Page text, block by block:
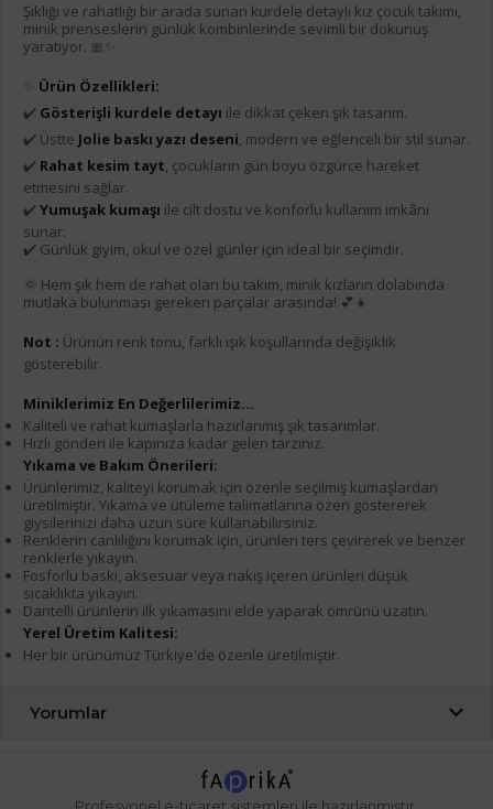
Şıklığı ve rahatlığı bir arada sunan kurdele detaylı kız çocuk takımı,
minik prenseslerin günlük kombinlerinde sevimli bir dokunuş
yaratıyor. 🎀✨
Ürün Özellikleri:
✔️ Gösterişli kurdele detayı ile dikkat çeken şık tasarım.
✔️ Üstte Jolie baskı yazı deseni, modern ve eğlenceli bir stil sunar.
✔️ Rahat kesim tayt, çocukların gün boyu özgürce hareket
etmesini sağlar.
✔️ Yumuşak kumaşı ile cilt dostu ve konforlu kullanım imkânı
sunar.
✔️ Günlük giyim, okul ve özel günler için ideal bir seçimdir.
🌞 Hem şık hem de rahat olan bu takım, minik kızların dolabında
mutlaka bulunması gereken parçalar arasında! 💕👧
Not : Ürünün renk tonu, farklı ışık koşullarında değişiklik
gösterebilir.
Miniklerimiz En Değerlilerimiz...
Kaliteli ve rahat kumaşlarla hazırlanmış şık tasarımlar.
Hızlı gönderi ile kapınıza kadar gelen tarzınız.
Yıkama ve Bakım Önerileri:
Ürünlerimiz, kaliteyi korumak için özenle seçilmiş kumaşlardan
üretilmiştir. Yıkama ve ütüleme talimatlarına özen göstererek
giysilerinizi daha uzun süre kullanabilirsiniz.
Renklerin canlılığını korumak için, ürünleri ters çevirerek ve benzer
renklerle yıkayın.
Fosforlu baskı, aksesuar veya nakış içeren ürünleri düşük
sıcaklıkta yıkayın.
Dantelli ürünlerin ilk yıkamasını elde yaparak ömrünü uzatın.
Yerel Üretim Kalitesi:
Her bir ürünümüz Türkiye'de özenle üretilmiştir.
Yorumlar